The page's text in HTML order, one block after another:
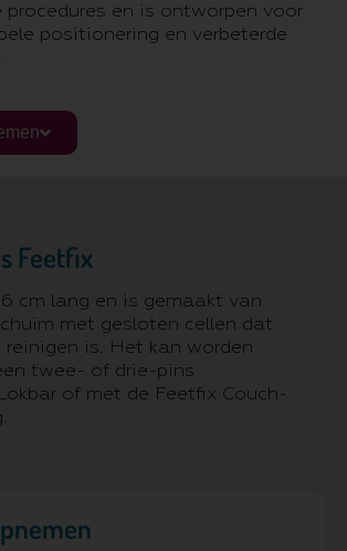
en is ontworpen voor
positionering en verbeterde
Feetfix
cm lang en is gemaakt van
met gesloten cellen dat
reinigen is. Het kan worden
twee- of drie-pins
of met de Feetfix Couch-